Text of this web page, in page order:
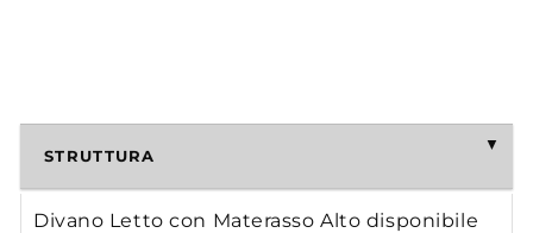
STRUTTURA
Divano Letto con Materasso Alto disponibile